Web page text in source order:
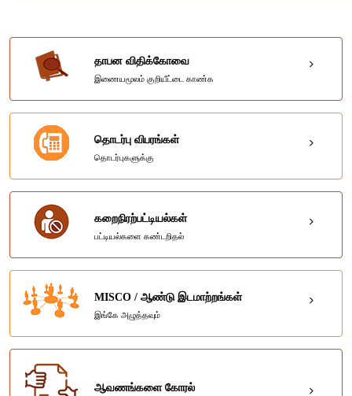
தாபன விதிக்கோவை
இணையமூலம் குறியீட்டை காண்க
தொடர்பு விபரங்கள்
தொடர்புகளுக்கு
கறைநிரற்பட்டியல்கள்
பட்டியல்களை கண்டறிதல்
MISCO / ஆண்டு இடமாற்றங்கள்
இங்கே அழுத்தவும்
ஆவணங்களை கோரல்